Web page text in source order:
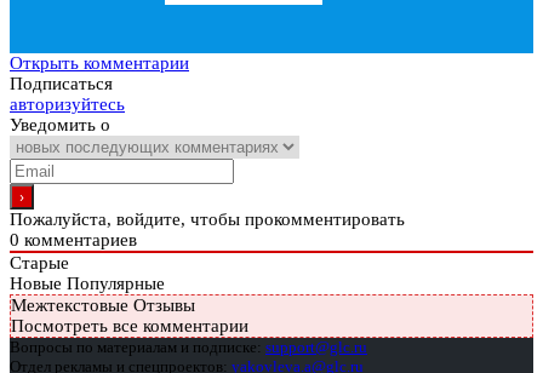
Открыть комментарии
Подписаться
авторизуйтесь
Уведомить о
Пожалуйста, войдите, чтобы прокомментировать
0 комментариев
Старые
Новые Популярные
Межтекстовые Отзывы
Посмотреть все комментарии
Вопросы по материалам и подписке: support@glc.ru
Отдел рекламы и спецпроектов: yakovleva.a@glc.ru